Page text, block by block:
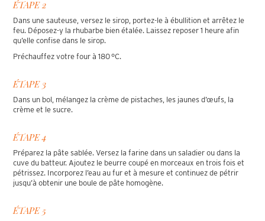
ÉTAPE 2
Dans une sauteuse, versez le sirop, portez-le à ébullition et arrêtez le
feu. Déposez-y la rhubarbe bien étalée. Laissez reposer 1 heure afin
qu’elle confise dans le sirop.
Préchauffez votre four à 180 °C.
ÉTAPE 3
Dans un bol, mélangez la crème de pistaches, les jaunes d’œufs, la
crème et le sucre.
ÉTAPE 4
Préparez la pâte sablée. Versez la farine dans un saladier ou dans la
cuve du batteur. Ajoutez le beurre coupé en morceaux en trois fois et
pétrissez. Incorporez l’eau au fur et à mesure et continuez de pétrir
jusqu’à obtenir une boule de pâte homogène.
ÉTAPE 5